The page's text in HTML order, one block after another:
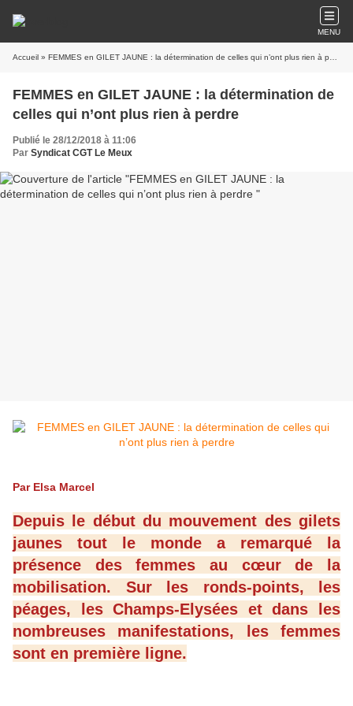
MENU
Accueil » FEMMES en GILET JAUNE : la détermination de celles qui n’ont plus rien à perdre
FEMMES en GILET JAUNE : la détermination de
celles qui n’ont plus rien à perdre
Publié le 28/12/2018 à 11:06
Par Syndicat CGT Le Meux
Par Elsa Marcel
Depuis le début du mouvement des gilets
jaunes tout le monde a remarqué la
présence des femmes au cœur de la
mobilisation. Sur les ronds-points, les
péages, les Champs-Elysées et dans les
nombreuses manifestations, les femmes
sont en première ligne.